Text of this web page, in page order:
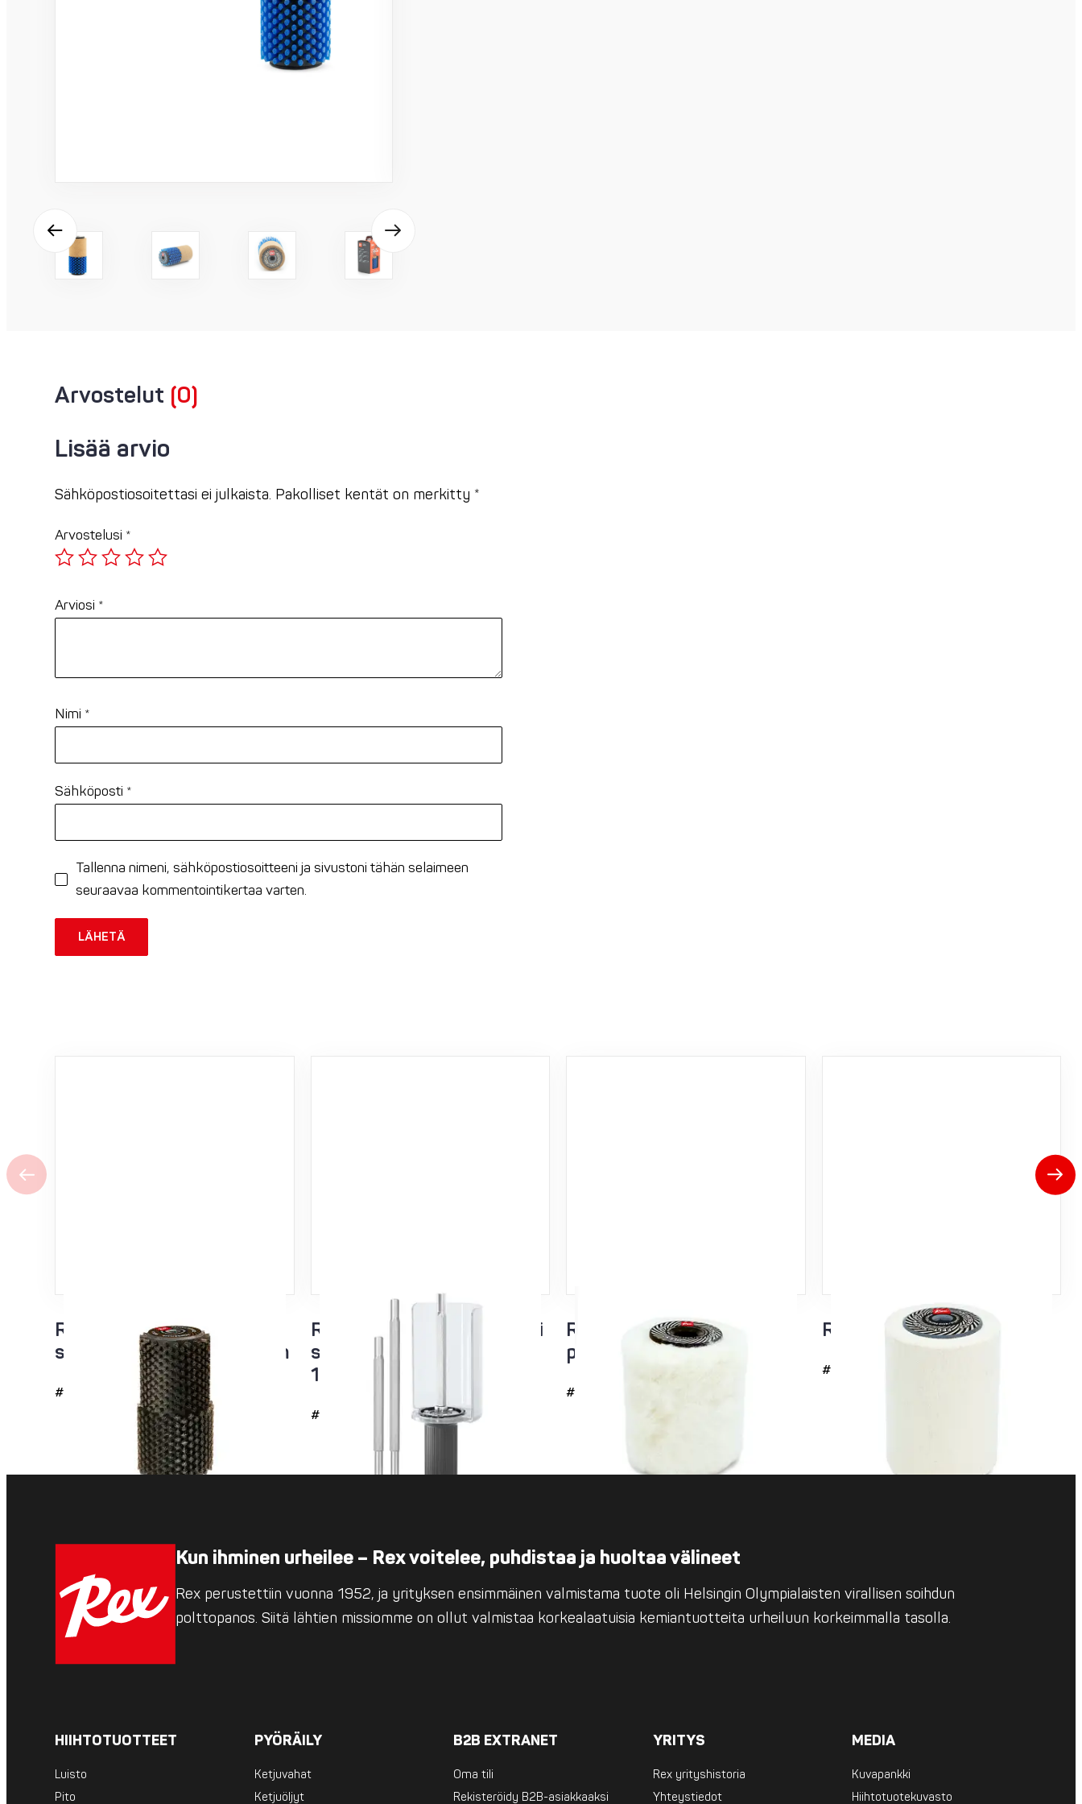
Arvostelut (0)
Lisää arvio
Sähköpostiosoitettasi ei julkaista. Pakolliset kentät on merkitty *
Arvostelusi *
Arviosi *
Nimi *
Sähköposti *
Tallenna nimeni, sähköpostiosoitteeni ja sivustoni tähän selaimeen
seuraavaa kommentointikertaa varten.
Rotoharja rosteri +
synteettinen jouhi 140mm
#6235
Rotoharjan kahva ja akseli
suojakuvulla, akselit
100mm ja 140mm
#6292
Rotomerino pehmeä ja
pörröinen 100mm
#6282
Rotohuopa 100mm
#6272
Kun ihminen urheilee – Rex voitelee, puhdistaa ja huoltaa välineet
Rex perustettiin vuonna 1952, ja yrityksen ensimmäinen valmistama tuote oli Helsingin Olympialaisten virallisen soihdun
polttopanos. Siitä lähtien missiomme on ollut valmistaa korkealaatuisia kemiantuotteita urheiluun korkeimmalla tasolla.
HIIHTOTUOTTEET
Luisto
Pito
PYÖRÄILY
Ketjuvahat
Ketjuöljyt
B2B EXTRANET
Oma tili
Rekisteröidy B2B-asiakkaaksi
YRITYS
Rex yrityshistoria
Yhteystiedot
MEDIA
Kuvapankki
Hiihtotuotekuvasto